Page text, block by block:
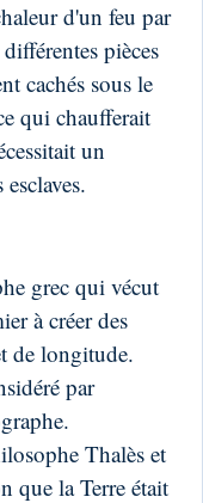
d'un feu par
pièces
cachés sous le
qui chaufferait
un
grec qui vécut
à créer des
de longitude.
par
Thalès et
que la Terre était